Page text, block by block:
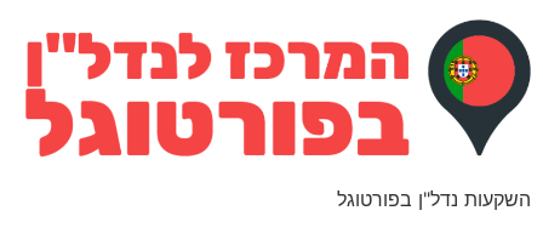
השקעות נדל"ן בפורטוגל